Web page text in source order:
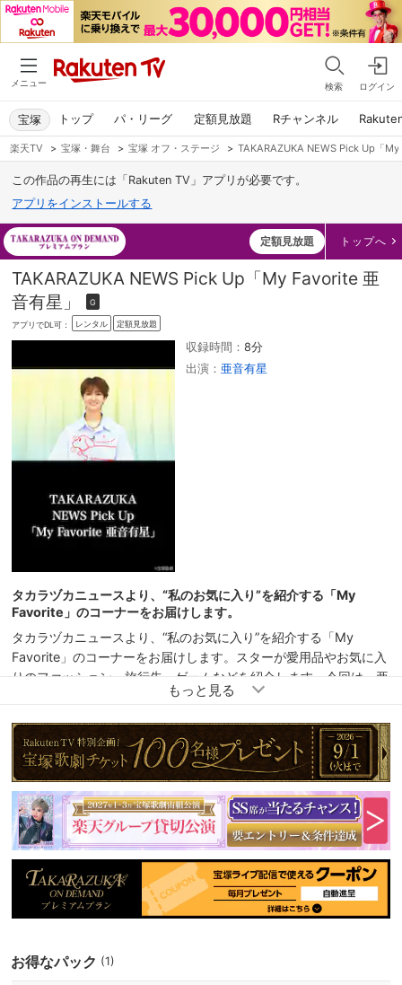
メニュー 検索 ログイン
トップ パ・リーグ 定額見放題 Rチャンネル
宝塚
楽天TV > 宝塚・舞台 > 宝塚 オフ・ステージ > TAKARAZUKA NEWS Pick Up「
この作品の再生には「Rakuten TV」アプリが必要です。
アプリをインストールする
定額見放題 トップへ
TAKARAZUKA NEWS Pick Up「My Favorite 亜
音有星」
G
アプリでDL可： レンタル 定額見放題
収録時間：8分
出演： 亜音有星
タカラヅカニュースより、“私のお気に入り”を紹介する「My
Favorite」のコーナーをお届けします。
タカラヅカニュースより、“私のお気に入り”を紹介する「My
Favorite」のコーナーをお届けします。スターが愛用品やお気に入
りのファッション・旅行先・ゲームなどを紹介します。今回は、亜
音有星が登場！どうぞお楽しみください♪
お得なパック (1)